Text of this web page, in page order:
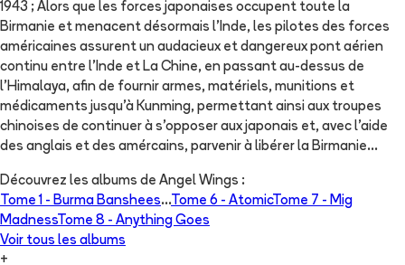
1943 ; Alors que les forces japonaises occupent toute la
Birmanie et menacent désormais l’Inde, les pilotes des forces
américaines assurent un audacieux et dangereux pont aérien
continu entre l’Inde et La Chine, en passant au-dessus de
l’Himalaya, afin de fournir armes, matériels, munitions et
médicaments jusqu’à Kunming, permettant ainsi aux troupes
chinoises de continuer à s’opposer aux japonais et, avec l’aide
des anglais et des amércains, parvenir à libérer la Birmanie...
Découvrez les albums de Angel Wings :
Tome 1 - Burma Banshees...Tome 6 - AtomicTome 7 - Mig
MadnessTome 8 - Anything Goes
Voir tous les albums
+